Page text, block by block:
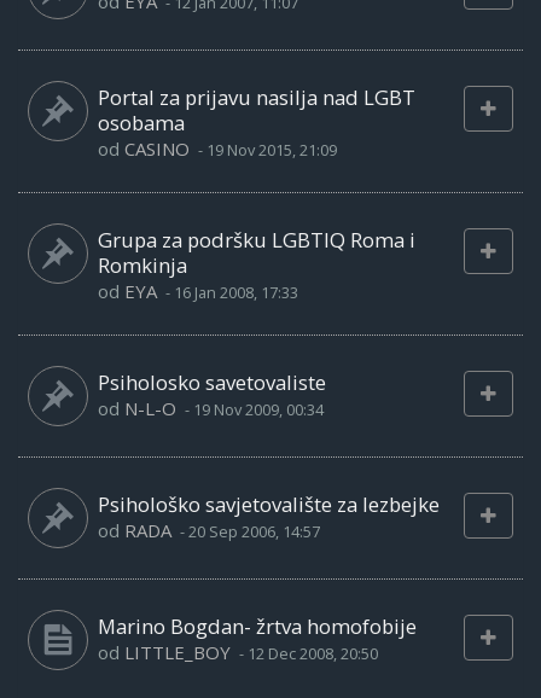
Portal za prijavu nasilja nad LGBT
osobama
od CASINO - 19 Nov 2015, 21:09
Grupa za podršku LGBTIQ Roma i
Romkinja
od EYA - 16 Jan 2008, 17:33
Psiholosko savetovaliste
od N-L-O - 19 Nov 2009, 00:34
Psihološko savjetovalište za lezbejke
od RADA -20 Sep 2006, 14:57
Marino Bogdan- žrtva homofobije
od LITTLE_BOY - 12 Dec 2008, 20:50